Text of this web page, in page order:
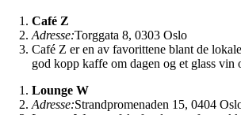
Café Z
Adresse:Torggata 8, 0303 Oslo
Café Z er en av favorittene blant de
god kopp kaffe om dagen og et glass vin
Lounge W
Adresse:Strandpromenaden 15, 0404